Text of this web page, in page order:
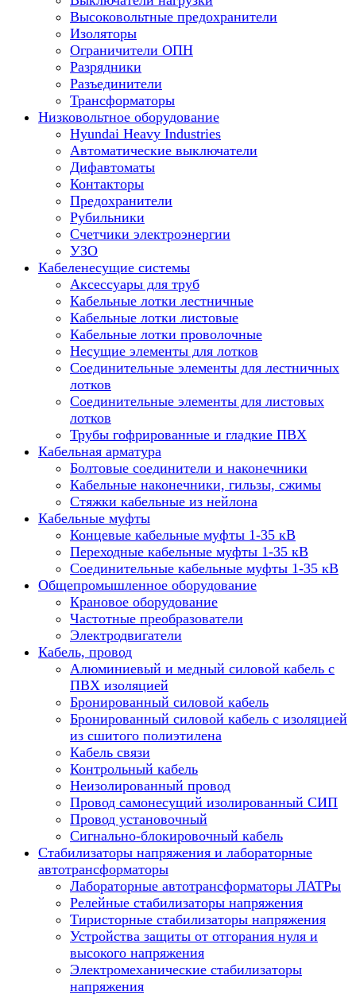
Высоковольтные предохранители
Изоляторы
Ограничители ОПН
Разрядники
Разъединители
Трансформаторы
Низковольтное оборудование
Hyundai Heavy Industries
Автоматические выключатели
Дифавтоматы
Контакторы
Предохранители
Рубильники
Счетчики электроэнергии
УЗО
Кабеленесущие системы
Аксессуары для труб
Кабельные лотки лестничные
Кабельные лотки листовые
Кабельные лотки проволочные
Несущие элементы для лотков
Соединительные элементы для лестничных
лотков
Соединительные элементы для листовых
лотков
Трубы гофрированные и гладкие ПВХ
Кабельная арматура
Болтовые соединители и наконечники
Кабельные наконечники, гильзы, сжимы
Стяжки кабельные из нейлона
Кабельные муфты
Концевые кабельные муфты 1-35 кВ
Переходные кабельные муфты 1-35 кВ
Соединительные кабельные муфты 1-35 кВ
Общепромышленное оборудование
Крановое оборудование
Частотные преобразователи
Электродвигатели
Кабель, провод
Алюминиевый и медный силовой кабель с
ПВХ изоляцией
Бронированный силовой кабель
Бронированный силовой кабель с изоляцией
из сшитого полиэтилена
Кабель связи
Контрольный кабель
Неизолированный провод
Провод самонесущий изолированный СИП
Провод установочный
Сигнально-блокировочный кабель
Стабилизаторы напряжения и лабораторные
автотрансформаторы
Лабораторные автотрансформаторы ЛАТРы
Релейные стабилизаторы напряжения
Тиристорные стабилизаторы напряжения
Устройства защиты от отгорания нуля и
высокого напряжения
Электромеханические стабилизаторы
напряжения